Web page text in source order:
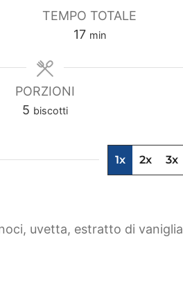
TEMPO TOTALE
17m
n
min
PORZIONI
5 biscotti
1x 2x 3x
uvetta, estratto di vaniglia